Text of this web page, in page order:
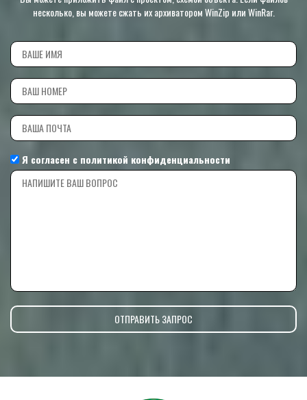
несколько, вы можете сжать их архиватором WinZip или WinRar.
Я согласен с политикой конфиденциальности